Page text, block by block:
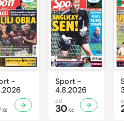
-
Kč
Sport -
4.8.2026
od
30Kč